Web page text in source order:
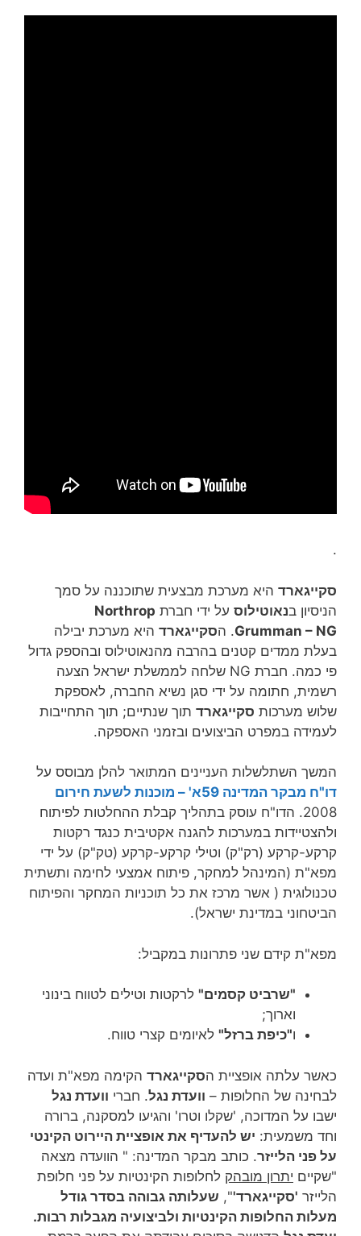
.
סקייגארד היא מערכת מבצעית שתוכננה על סמך
הניסיון בנאוטילוס על ידי חברת Northrop
Grumman – NG. הסקייגארד היא מערכת יבילה
בעלת ממדים קטנים בהרבה מהנאוטילוס ובהספק גדול
פי כמה. חברת NG שלחה לממשלת ישראל הצעה
רשמית, חתומה על ידי סגן נשיא החברה, לאספקת
שלוש מערכות סקייגארד תוך שנתיים; תוך התחייבות
לעמידה במפרט הביצועים ובזמני האספקה.
המשך השתלשלות העניינים המתואר להלן מבוסס על
דו"ח מבקר המדינה 59א' – מוכנות לשעת חירום
2008. הדו"ח עוסק בתהליך קבלת ההחלטות לפיתוח
ולהצטיידות במערכות להגנה אקטיבית כנגד רקטות
קרקע-קרקע (רק"ק) וטילי קרקע-קרקע (טק"ק) על ידי
מפא"ת (המינהל למחקר, פיתוח אמצעי לחימה ותשתית
טכנולוגית ( אשר מרכז את כל תוכניות המחקר והפיתוח
הביטחוני במדינת ישראל).
מפא"ת קידם שני פתרונות במקביל:
"שרביט קסמים" לרקטות וטילים לטווח בינוני
וארוך;
ו"כיפת ברזל" לאיומים קצרי טווח.
כאשר עלתה אופציית הסקייגארד הקימה מפא"ת ועדה
לבחינה של החלופות – וועדת נגל. חברי וועדת נגל
ישבו על המדוכה, 'שקלו וטרו' והגיעו למסקנה, ברורה
וחד משמעית: יש להעדיף את אופציית היירוט הקינטי
על פני הלייזר. כותב מבקר המדינה: " הוועדה מצאה
"שקיים יתרון מובהק לחלופות הקינטיות על פני חלופת
הלייזר 'סקייגארד'", שעלותה גבוהה בסדר גודל
מעלות החלופות הקינטיות ולביצועיה מגבלות רבות.